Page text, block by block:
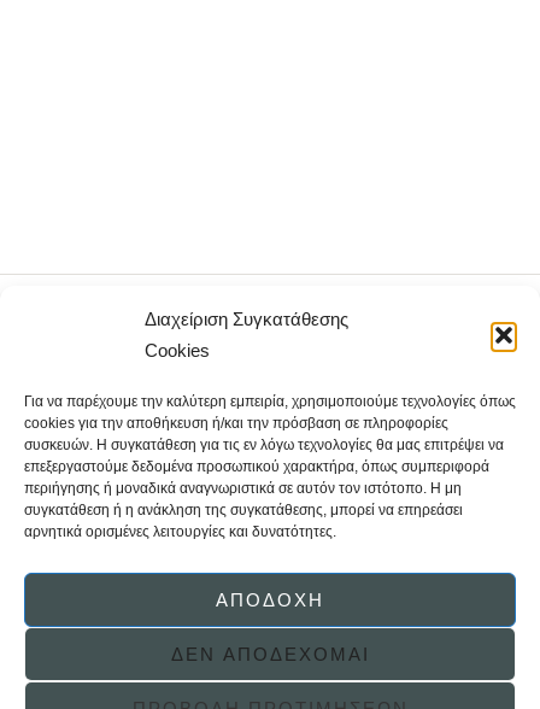
Διαχείριση Συγκατάθεσης
Cookies
Για να παρέχουμε την καλύτερη εμπειρία, χρησιμοποιούμε τεχνολογίες όπως
cookies για την αποθήκευση ή/και την πρόσβαση σε πληροφορίες
συσκευών. Η συγκατάθεση για τις εν λόγω τεχνολογίες θα μας επιτρέψει να
επεξεργαστούμε δεδομένα προσωπικού χαρακτήρα, όπως συμπεριφορά
περιήγησης ή μοναδικά αναγνωριστικά σε αυτόν τον ιστότοπο. Η μη
συγκατάθεση ή η ανάκληση της συγκατάθεσης, μπορεί να επηρεάσει
αρνητικά ορισμένες λειτουργίες και δυνατότητες.
ΑΠΟΔΟΧΉ
ΔΕΝ ΑΠΟΔΈΧΟΜΑΙ
Femininity & Power United
Powered by Nadia Duka